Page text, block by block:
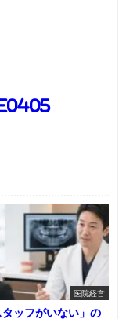
医院経営
タッフがいない」の